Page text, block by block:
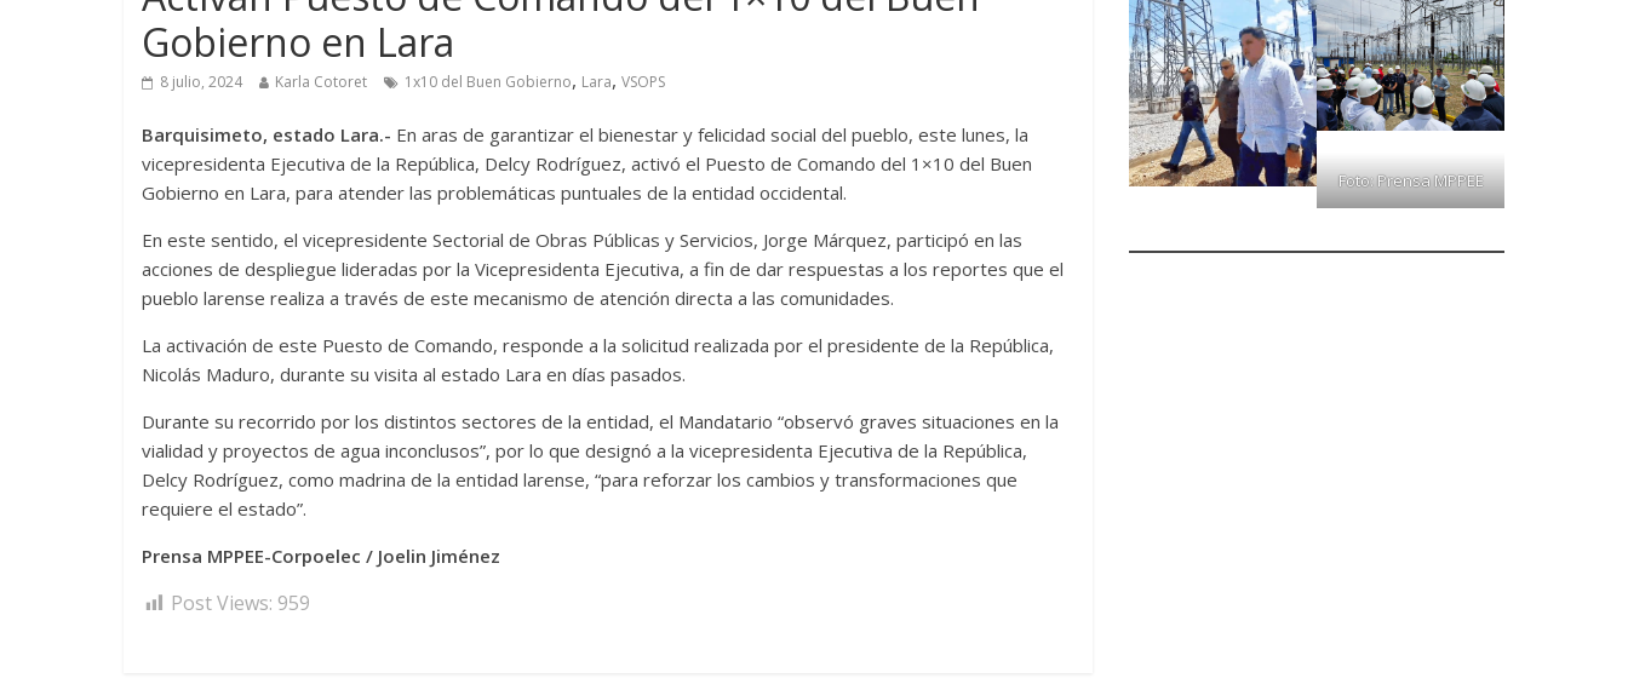
Gobierno en Lara
8 julio, 2024 Karla Cotoret 1x10 del Buen Gobierno, Lara, VSOPS
Barquisimeto, estado Lara.- En aras de garantizar el bienestar y felicidad social del pueblo, este lunes, la
vicepresidenta Ejecutiva de la República, Delcy Rodríguez, activó el Puesto de Comando del 1×10 del Buen
Gobierno en Lara, para atender las problemáticas puntuales de la entidad occidental.
En este sentido, el vicepresidente Sectorial de Obras Públicas y Servicios, Jorge Márquez, participó en las
acciones de despliegue lideradas por la Vicepresidenta Ejecutiva, a fin de dar respuestas a los reportes que el
pueblo larense realiza a través de este mecanismo de atención directa a las comunidades.
La activación de este Puesto de Comando, responde a la solicitud realizada por el presidente de la República,
Nicolás Maduro, durante su visita al estado Lara en días pasados.
Durante su recorrido por los distintos sectores de la entidad, el Mandatario “observó graves situaciones en la
vialidad y proyectos de agua inconclusos”, por lo que designó a la vicepresidenta Ejecutiva de la República,
Delcy Rodríguez, como madrina de la entidad larense, “para reforzar los cambios y transformaciones que
requiere el estado”.
Prensa MPPEE-Corpoelec / Joelin Jiménez
Post Views: 959
Foto: Prensa MPPEE